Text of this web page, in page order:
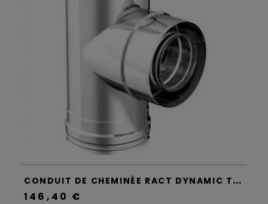
C
ONDUIT DE CHEMINÉE RACT DYNAMIC TWO - APROS
146,40 €